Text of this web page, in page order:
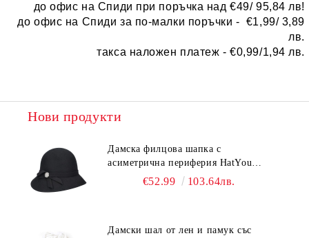
до офис на Спиди при поръчка над€49/ 95,84 лв!
до офис на Спиди за по-малки поръчки - €1,99/ 3,89
лв.
такса наложен платеж -€0,99/1,94 лв.
Нови продукти
Дамска филцова шапка с
асиметрична периферия HatYou
CF0376 | Черен
€52.99 103.64лв.
Дамски шал от лен и памук със